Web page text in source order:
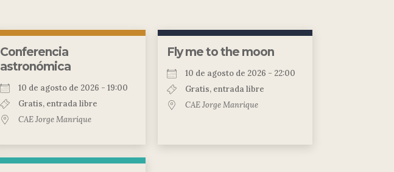
Conferencia
astronómica
10 de agosto de 2026 - 19:00
Gratis, entrada libre
CAE Jorge Manrique
Fly me to the moon
10 de agosto de 2026 - 22:00
Gratis, entrada libre
CAE Jorge Manrique